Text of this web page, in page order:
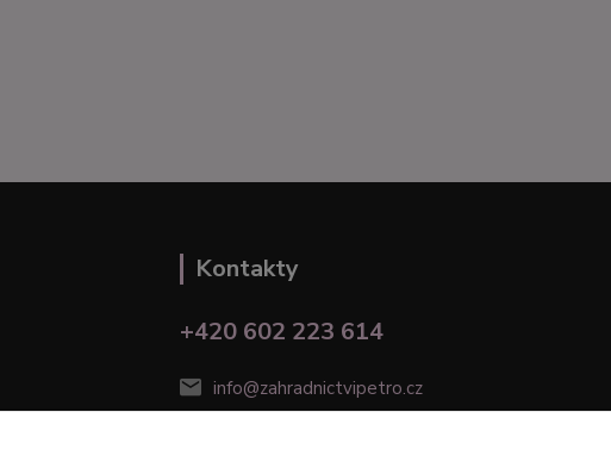
Kontakty
+420 602 223 614
info@zahradnictvipetro.cz